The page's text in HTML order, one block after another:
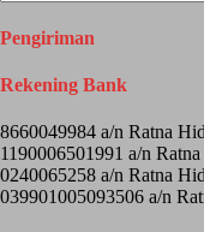
Pengiriman
Rekening Bank
8660049984 a/n Ratna
1190006501991 a/n
0240065258 a/n Ratna
039901005093506 a/n